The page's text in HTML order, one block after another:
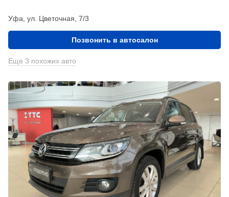
Уфа, ул. Цветочная, 7/3
Позвонить в автосалон
Еще 3 похожих авто